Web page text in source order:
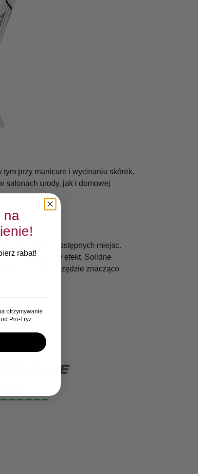
przy manicure i wycinaniu skórek.
salonach urody, jak i domowej
do trudno dostępnych miejsc.
profesjonalny efekt. Solidne
pracy. To narzędzie znacząco
na
rabat!
otrzymywanie
Pro-Fryz.